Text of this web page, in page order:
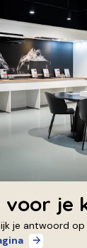
voor je
je antwoord op